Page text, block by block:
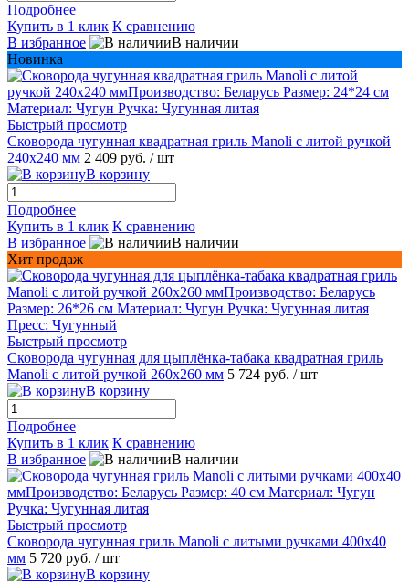
Подробнее
Купить в 1 клик К сравнению
В избранное
В наличии
Новинка
Быстрый просмотр
Сковорода чугунная квадратная гриль Manoli с литой ручкой
240х240 мм 2 409 руб. / шт
В корзину
Подробнее
Купить в 1 клик К сравнению
В избранное
В наличии
Хит продаж
Быстрый просмотр
Сковорода чугунная для цыплёнка-табака квадратная гриль
Manoli с литой ручкой 260х260 мм 5 724 руб. / шт
В корзину
Подробнее
Купить в 1 клик К сравнению
В избранное
В наличии
Быстрый просмотр
Сковорода чугунная гриль Manoli с литыми ручками 400х40
мм 5 720 руб. / шт
В корзину